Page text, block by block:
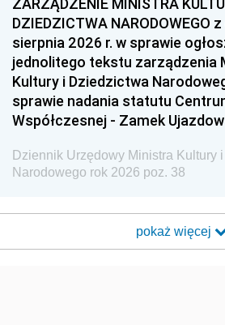
DZIEDZICTWA NARODOWEGO
sierpnia 2026 r. w sprawie
jednolitego tekstu zarządzenia
Kultury i Dziedzictwa
sprawie nadania statutu
Współczesnej - Zamek
Dziennik Urzędowy Ministra Kultury
Narodowego rok 2026 poz. 38
pokaż więcej